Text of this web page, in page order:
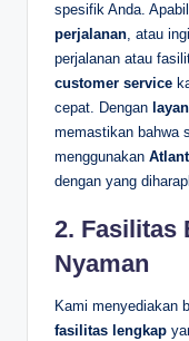
spesifik Anda.
perjalanan, atau
perjalanan atau
customer service
cepat. Dengan
memastikan bahwa
menggunakan
dengan yang
2. Fasilitas
Nyaman
Kami menyediakan
fasilitas lengkap